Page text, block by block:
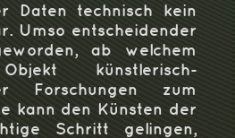
Daten technisch kein
Umso entscheidender
ab welchem
künstlerisch‐
Forschungen zum
kann den Künsten der
Schritt gelingen,